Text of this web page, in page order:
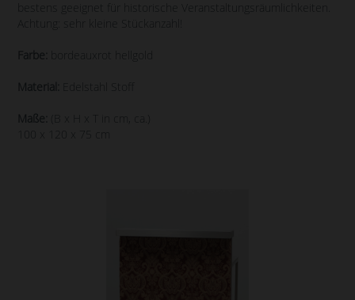
bestens geeignet für historische Veranstaltungsräumlichkeiten.
Achtung: sehr kleine Stückanzahl!
Farbe: bordeauxrot hellgold
Material: Edelstahl Stoff
Maße:
(B x H x T in cm, ca.)
100 x 120 x 75 cm